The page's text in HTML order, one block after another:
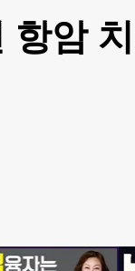
항암